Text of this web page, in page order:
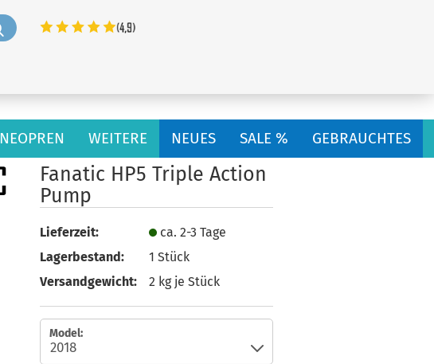
Suchbegriff...
NEOPREN NEUES SALE % GEBRAUCHTES
WEITERE
Fanatic HP5 Triple Action
Pump
Lieferzeit:
ca. 2-3 Tage
Lagerbestand:
1 Stück
Versandgewicht:
2 kg je Stück
Model: